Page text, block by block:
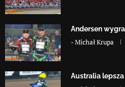
Andersen
-Michał Krupa
Australia